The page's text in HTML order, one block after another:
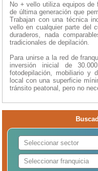
No + vello utiliza equipos de
de última generación que
Trabajan con una técnica
vello en cualquier parte del
duraderos, nada
tradicionales de depilación.
Para unirse a la red de
inversión inicial de
fotodepilación, mobiliario y
local con una superficie
tránsito peatonal, pero no